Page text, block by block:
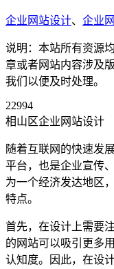
企业网站设计、 企业
说明：本站所有资源
章或者网站内容涉及版
我们以便及时处理。
22994
相山区企业网站设计
随着互联网的快速发
平台，也是企业宣传
为一个经济发达地区
特点。
首先，在设计上需要
的网站可以吸引更多
认知度。因此，在设